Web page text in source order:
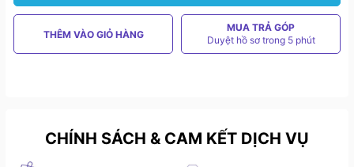
THÊM VÀO GIỎ HÀNG
MUA TRẢ GÓP
Duyệt hồ sơ trong 5 phút
CHÍNH SÁCH & CAM KẾT DỊCH VỤ